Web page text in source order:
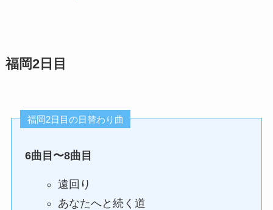
福岡2日目
福岡2日目の日替わり曲
6曲目〜8曲目
遠回り
あなたへと続く道